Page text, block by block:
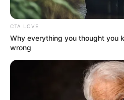
CTA LOVE
Why everything you thought you
wrong